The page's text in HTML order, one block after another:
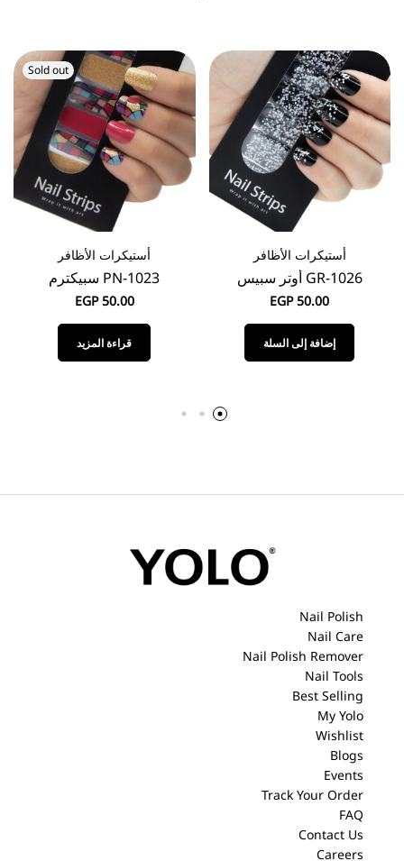
أستيكرات الأظافر
GR-1026 أوتر سبيس
EGP50.00
إضافة إلى السلة
Sold out
أستيكرات الأظافر
PN-1023 سبيكترم
EGP50.00
قراءة المزيد
Nail Polish
Nail Care
Nail Polish Remover
Nail Tools
Best Selling
My Yolo
Wishlist
Blogs
Events
Track Your Order
FAQ
Contact Us
Careers